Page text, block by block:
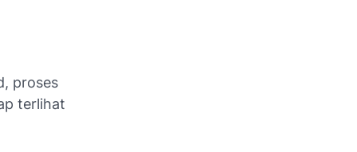
proses
terlihat